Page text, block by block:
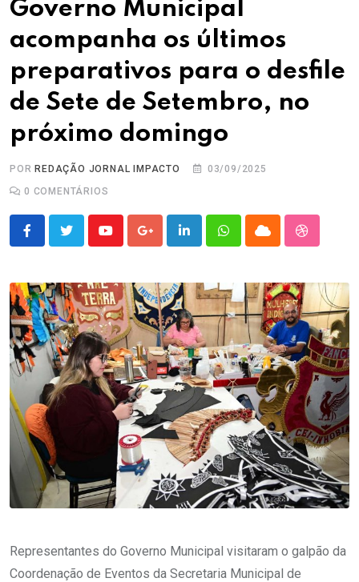
Governo Municipal
acompanha os últimos
preparativos para o desfile
de Sete de Setembro, no
próximo domingo
POR REDAÇÃO JORNAL IMPACTO
03/09/2025
0 COMENTÁRIOS
YoutubeGoogle+LinkedInWhatsappCloud
Representantes do Governo Municipal visitaram o galpão da
Coordenação de Eventos da Secretaria Municipal de